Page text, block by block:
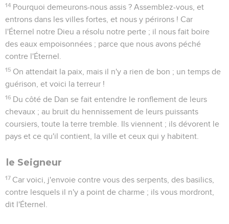
14 Pourquoi demeurons-nous assis ? Assemblez-vous, et
entrons dans les villes fortes, et nous y périrons ! Car
l'Éternel notre Dieu a résolu notre perte ; il nous fait boire
des eaux empoisonnées ; parce que nous avons péché
contre l'Éternel.
15 On attendait la paix, mais il n'y a rien de bon ; un temps de
guérison, et voici la terreur !
16 Du côté de Dan se fait entendre le ronflement de leurs
chevaux ; au bruit du hennissement de leurs puissants
coursiers, toute la terre tremble. Ils viennent ; ils dévorent le
pays et ce qu'il contient, la ville et ceux qui y habitent.
le Seigneur
17 Car voici, j'envoie contre vous des serpents, des basilics,
contre lesquels il n'y a point de charme ; ils vous mordront,
dit l'Éternel.